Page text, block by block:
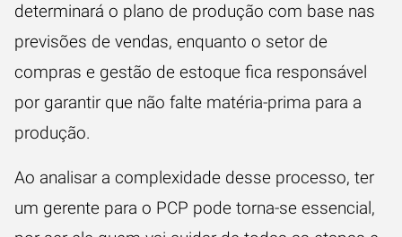
determinará o plano de produção com base nas
previsões de vendas, enquanto o setor de
compras e gestão de estoque fica responsável
por garantir que não falte matéria-prima para a
produção.
Ao analisar a complexidade desse processo, ter
um gerente para o PCP pode torna-se essencial,